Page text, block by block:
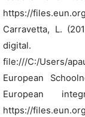
https://
Carravetta, L.
digital.
file:///C:/Users/
European
European
https://